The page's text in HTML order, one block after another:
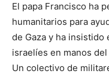
El papa Francisco ha
humanitarios para
de Gaza y ha
israelíes en manos
Un colectivo de